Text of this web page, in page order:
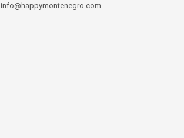
info@happymontenegro.com